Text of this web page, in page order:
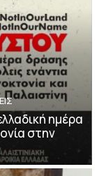
ημέρα
στην